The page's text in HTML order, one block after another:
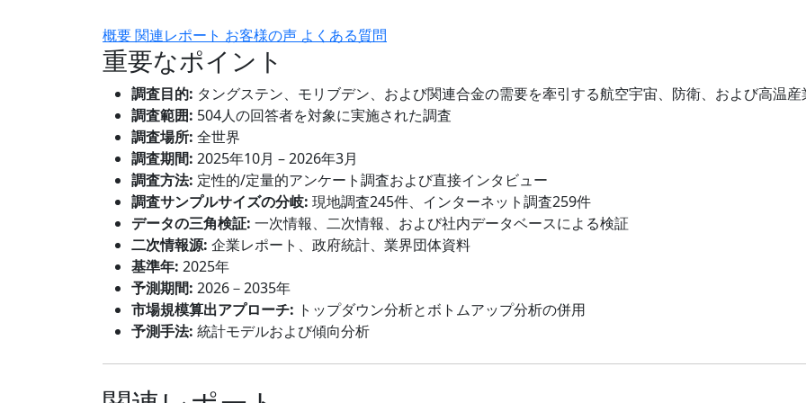
概要関連レポート お客様の声 よくある質問
重要なポイント
調査目的: タングステン、モリブデン、および関連合金の需要を牽引する航空宇宙、防衛、および高温産
調査範囲: 504人の回答者を対象に実施された調査
調査場所: 全世界
調査期間: 2025年10月 – 2026年3月
調査方法: 定性的/定量的アンケート調査および直接インタビュー
調査サンプルサイズの分岐: 現地調査245件、インターネット調査259件
データの三角検証: 一次情報、二次情報、および社内データベースによる検証
二次情報源: 企業レポート、政府統計、業界団体資料
基準年: 2025年
予測期間: 2026－2035年
市場規模算出アプローチ: トップダウン分析とボトムアップ分析の併用
予測手法: 統計モデルおよび傾向分析